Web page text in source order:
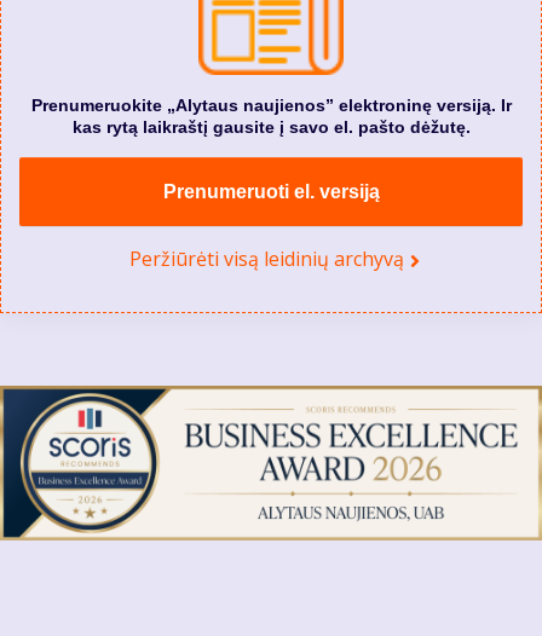
Prenumeruokite „Alytaus naujienos” elektroninę versiją. Ir
kas rytą laikraštį gausite į savo el. pašto dėžutę.
Prenumeruoti el. versiją
Peržiūrėti visą leidinių archyvą